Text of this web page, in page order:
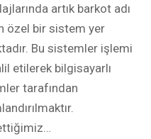
artık barkot adı
özel bir sistem yer
Bu sistemler işlemi
etilerek bilgisayarlı
tarafından